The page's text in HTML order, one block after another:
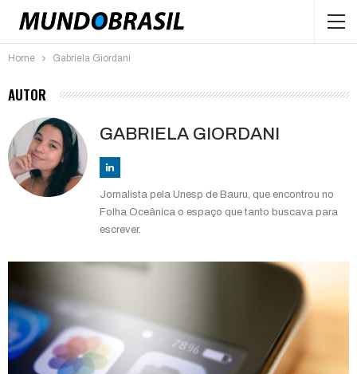
Home Gabriela Giordani
AUTOR
GABRIELA GIORDANI
Jornalista pela Unesp de Bauru, que encontrou no
Folha Oceânica o espaço que tanto buscava para
escrever.